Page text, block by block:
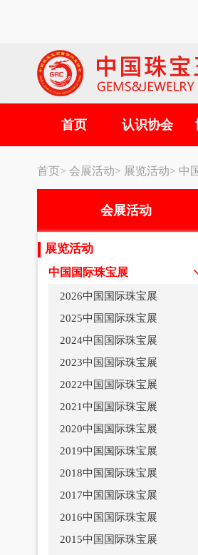
首页 认识协会
首页> 会展活动> 展览活动> 中
会展活动
展览活动
中国国际珠宝展
2026中国国际珠宝展
2025中国国际珠宝展
2024中国国际珠宝展
2023中国国际珠宝展
2022中国国际珠宝展
2021中国国际珠宝展
2020中国国际珠宝展
2019中国国际珠宝展
2018中国国际珠宝展
2017中国国际珠宝展
2016中国国际珠宝展
2015中国国际珠宝展